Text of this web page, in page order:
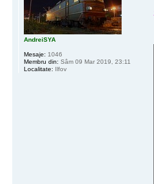
AndreiSYA
Mesaje: 1046
Membru din: Sâm 09 Mar 2019, 23:11
Localitate: Ilfov